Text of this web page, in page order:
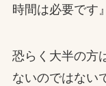
時間は必要です』
恐らく大半の方
ないのではない